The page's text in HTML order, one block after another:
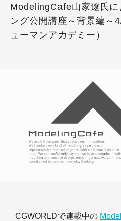
ModelingCafe山家遼氏に
ング公開講座～背景編～
ューマンアカデミー）
CGWORLDで連載中の